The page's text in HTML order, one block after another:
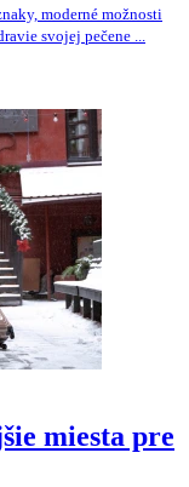
moderné možnosti
svojej pečene ...
miesta pre